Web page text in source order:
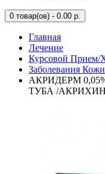
0 товар(ов) - 0.00 р.
Главная
Лечение
Курсовой Прием/
Заболевания Кожи
АКРИДЕРМ
ТУБА /